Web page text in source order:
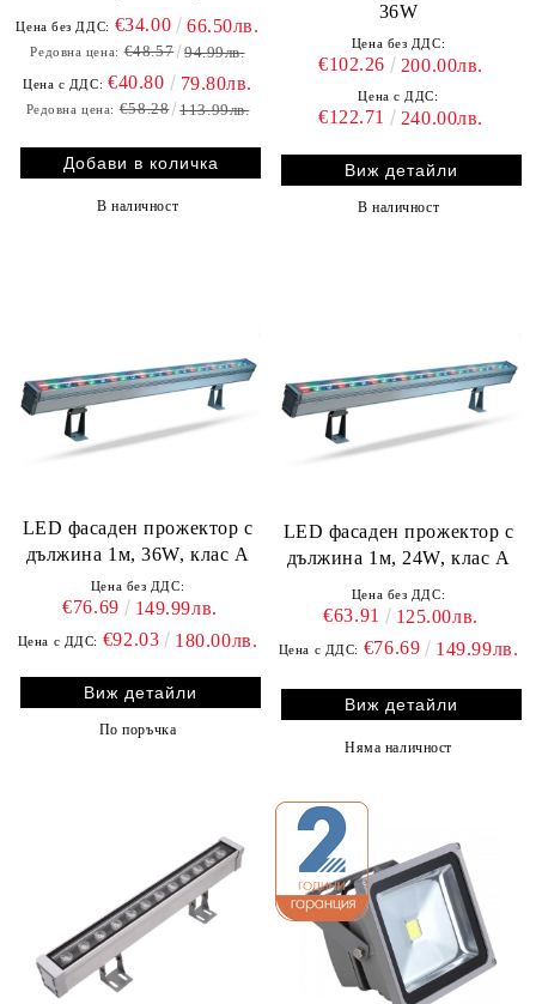
Цена без ДДС: €34.00 66.50лв.
Редовна цена: €48.57 94.99лв.
Цена с ДДС: €40.80 79.80лв.
Редовна цена: €58.28 113.99лв.
В наличност
36W
Цена без ДДС:
€102.26 200.00лв.
Цена с ДДС:
€122.71 240.00лв.
Виж детайли
В наличност
LED фасаден прожектор с
дължина 1м, 36W, клас A
Цена без ДДС:
€76.69 149.99лв.
Цена с ДДС: €92.03 180.00лв.
Виж детайли
По поръчка
LED фасаден прожектор с
дължина 1м, 24W, клас A
Цена без ДДС:
€63.91 125.00лв.
Цена с ДДС: €76.69 149.99лв.
Виж детайли
Няма наличност